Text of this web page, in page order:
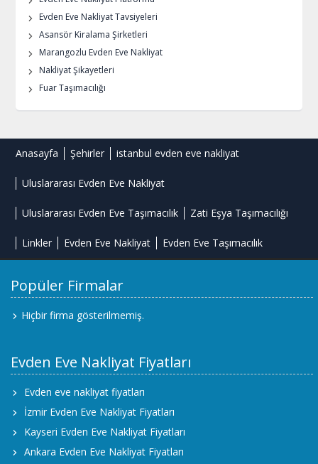
Evden Eve Nakliyat Tavsiyeleri
Asansör Kiralama Şirketleri
Marangozlu Evden Eve Nakliyat
Nakliyat Şikayetleri
Fuar Taşımacılığı
Anasayfa Şehirler istanbul evden eve nakliyat
Uluslararası Evden Eve Nakliyat
Uluslararası Evden Eve Taşımacılık Zati Eşya Taşımacılığı
Linkler Evden Eve Nakliyat Evden Eve Taşımacılık
Popüler Firmalar
Hiçbir firma gösterilmemiş.
Evden Eve Nakliyat Fiyatları
Evden eve nakliyat fiyatları
İzmir Evden Eve Nakliyat Fiyatları
Kayseri Evden Eve Nakliyat Fiyatları
Ankara Evden Eve Nakliyat Fiyatları